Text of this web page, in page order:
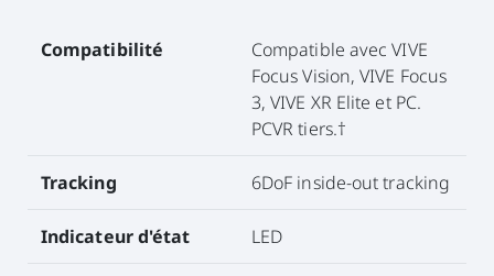
Compatibilité
Compatible avec VIVE
Focus Vision, VIVE Focus
3, VIVE XR Elite et PC.
PCVR tiers.†
Tracking 6DoF inside-out tracking
Indicateur d'état LED